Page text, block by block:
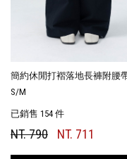
簡約休閒打褶落地長褲附腰
S/M
已銷售 154 件
NT. 790 NT. 711